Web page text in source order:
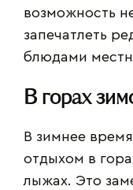
возможность
запечатлеть
блюдами
В горах
В зимнее
отдыхом в
лыжах. Это